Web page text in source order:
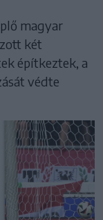
magyar
két
építkeztek, a
védte